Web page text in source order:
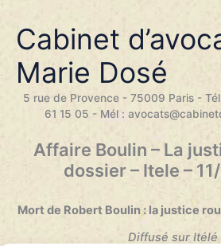
contenu
Cabinet
Marie Dosé
5 rue de Provence - 75009 Paris -
61 15 05 - Mél :
Affaire Boulin – La
dossier – Itele –
Mort de Robert Boulin : la justice
Diffusé sur Itélé